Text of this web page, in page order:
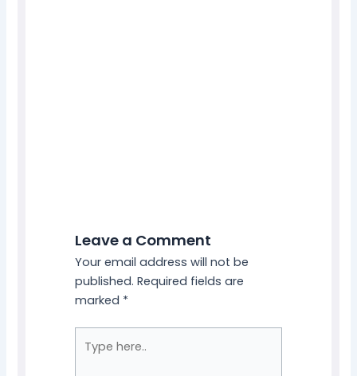
Leave a Comment
Your email address will not be
published. Required fields are
marked *
here..